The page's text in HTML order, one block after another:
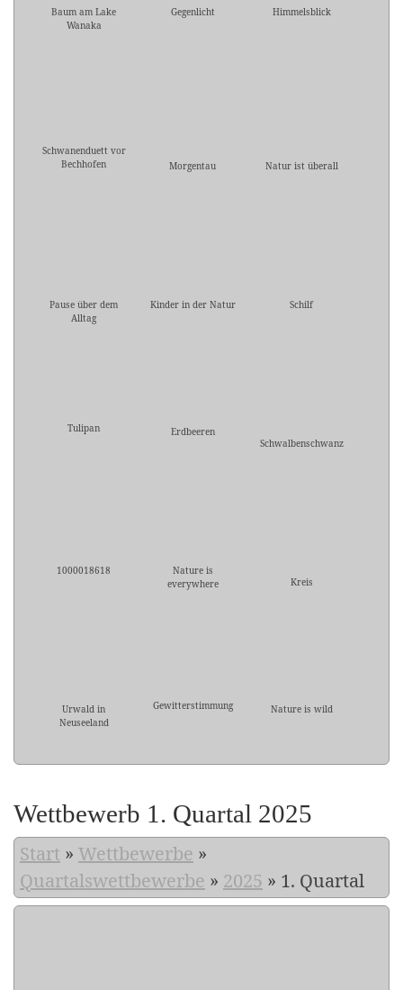
Baum am Lake
Wanaka
Gegenlicht Himmelsblick
Schwanenduett vor
Bechhofen
Morgentau Natur ist überall
Pause über dem
Alltag
Kinder in der Natur Schilf
Tulipan
Erdbeeren
Schwalbenschwanz
1000018618
Nature is
everywhere
Kreis
Urwald in
Neuseeland
Gewitterstimmung Nature is wild
Wettbewerb 1. Quartal 2025
Start » Wettbewerbe »
Quartalswettbewerbe » 2025 » 1. Quartal